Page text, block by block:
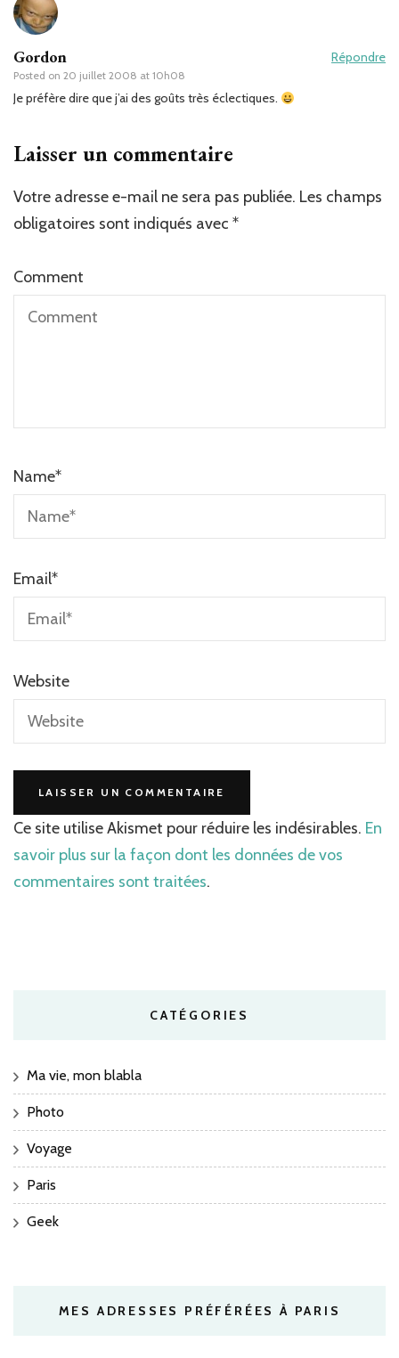
Gordon
Posted on 20 juillet 2008 at 10h08
Répondre
Je préfère dire que j’ai des goûts très éclectiques.
Laisser un commentaire
Votre adresse e-mail ne sera pas publiée. Les champs
obligatoires sont indiqués avec *
Comment
Name*
Email*
Website
Ce site utilise Akismet pour réduire les indésirables. En
savoir plus sur la façon dont les données de vos
commentaires sont traitées.
CATÉGORIES
Ma vie, mon blabla
Photo
Voyage
Paris
Geek
MES ADRESSES PRÉFÉRÉES À PARIS